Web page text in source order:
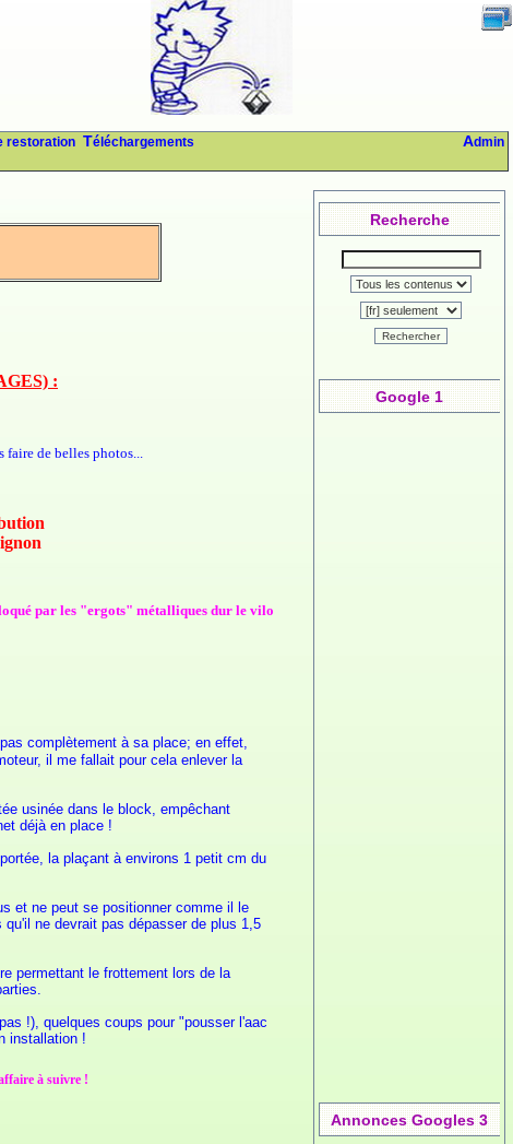
Admin
restoration Téléchargements
:
faire de belles photos...
par les "ergots" métalliques dur le vilo
complètement à sa place; en effet,
il me fallait pour cela enlever la
usinée dans le block, empêchant
déjà en place !
la plaçant à environs 1 petit cm du
et ne peut se positionner comme il le
ne devrait pas dépasser de plus 1,5
permettant le frottement lors de la
!), quelques coups pour "pousser l'aac
installation !
à suivre !
Recherche
Rechercher
Google 1
Annonces Googles 3